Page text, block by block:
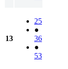
13
25
●
36
●
53